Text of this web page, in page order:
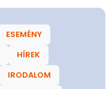
ESEMÉNY
HÍREK
IRODALOM